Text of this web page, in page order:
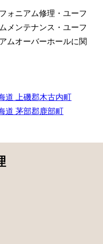
ォニアム修理・ユーフ
メンテナンス・ユーフ
ムオーバーホールに関
道 上磯郡木古内町
道 茅部郡鹿部町